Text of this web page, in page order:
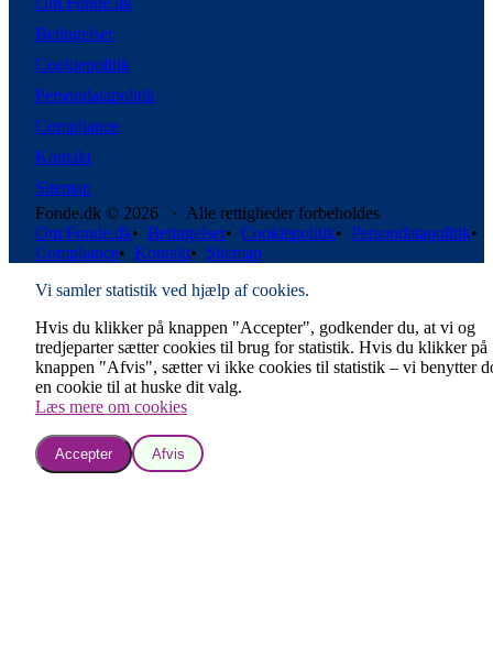
Betingelser
Cookiepolitik
Persondatapolitik
Compliance
Kontakt
Sitemap
Fonde.dk © 2026 · Alle rettigheder forbeholdes
Om Fonde.dk• Betingelser• Cookiepolitik• Persondatapolitik•
Compliance• Kontakt• Sitemap
Vi samler statistik ved hjælp af cookies.
Hvis du klikker på knappen "Accepter", godkender du, at vi og
tredjeparter sætter cookies til brug for statistik. Hvis du klikker på
knappen "Afvis", sætter vi ikke cookies til statistik – vi benytter
en cookie til at huske dit valg.
Læs mere om cookies
Accepter Afvis